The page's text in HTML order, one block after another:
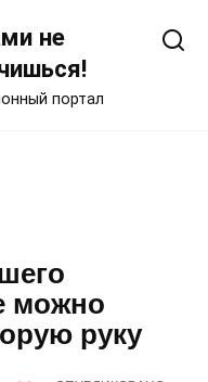
не
портал
можно
руку